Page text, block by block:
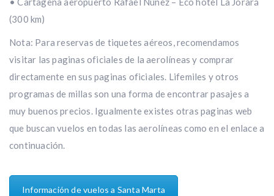
(300 km)
Nota: Para reservas de tiquetes aéreos, recomendamos
visitar las paginas oficiales de la aerolíneas y comprar
directamente en sus paginas oficiales. Lifemiles y otros
programas de millas son una forma de encontrar pasajes a
muy buenos precios. Igualmente existes otras paginas web
que buscan vuelos en todas las aerolíneas como en el enlace a
continuación.
Información de vuelos a Santa Marta